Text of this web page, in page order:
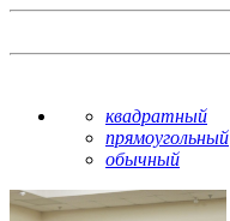
квадратный
прямоугольный
обычный